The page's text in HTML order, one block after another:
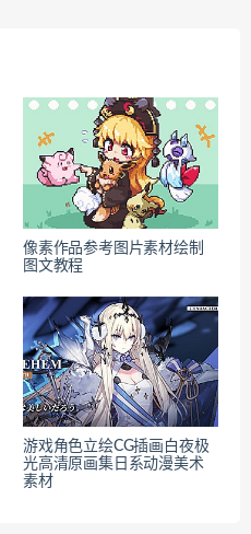
像素作品参考图片素材绘制
图文教程
游戏角色立绘CG插画白夜极
光高清原画集日系动漫美术
素材